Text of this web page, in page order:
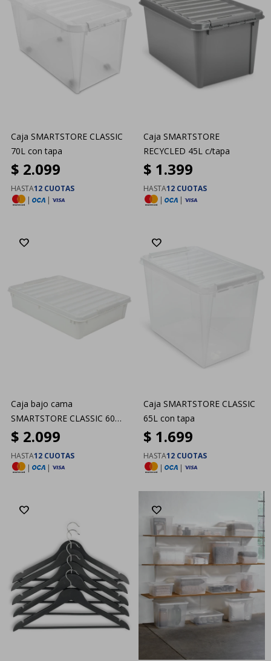
Caja SMARTSTORE CLASSIC
70L con tapa
$ 2.099
HASTA12 CUOTAS
|
|
Caja SMARTSTORE
RECYCLED 45L c/tapa
$ 1.399
HASTA12 CUOTAS
|
|
Caja bajo cama
SMARTSTORE CLASSIC 60
60L con tapa
$ 2.099
HASTA12 CUOTAS
|
|
Caja SMARTSTORE CLASSIC
65L con tapa
$ 1.699
HASTA12 CUOTAS
|
|